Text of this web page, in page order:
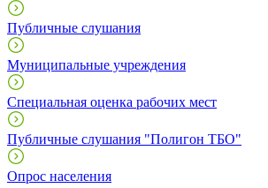
Публичные слушания
Муниципальные учреждения
Специальная оценка рабочих мест
Публичные слушания "Полигон ТБО"
Опрос населения